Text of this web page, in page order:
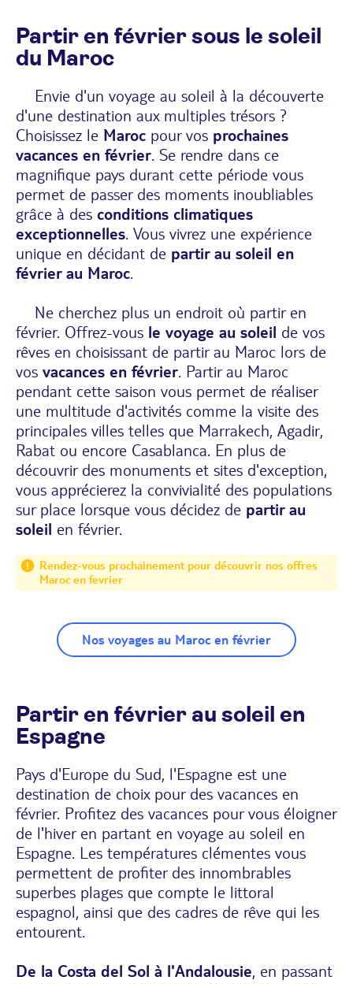
Partir en février sous le soleil
du Maroc
Envie d'un voyage au soleil à la découverte
d'une destination aux multiples trésors ?
Choisissez le Maroc pour vos prochaines
vacances en février. Se rendre dans ce
magnifique pays durant cette période vous
permet de passer des moments inoubliables
grâce à des conditions climatiques
exceptionnelles. Vous vivrez une expérience
unique en décidant de partir au soleil en
février au Maroc.
Ne cherchez plus un endroit où partir en
février. Offrez-vous le voyage au soleil de vos
rêves en choisissant de partir au Maroc lors de
vos vacances en février. Partir au Maroc
pendant cette saison vous permet de réaliser
une multitude d'activités comme la visite des
principales villes telles que Marrakech, Agadir,
Rabat ou encore Casablanca. En plus de
découvrir des monuments et sites d'exception,
vous apprécierez la convivialité des populations
sur place lorsque vous décidez de partir au
soleil en février.
Rendez-vous prochainement pour découvrir nos offres
Maroc en fevrier
Nos voyages au Maroc en février
Partir en février au soleil en
Espagne
Pays d'Europe du Sud, l'Espagne est une
destination de choix pour des vacances en
février. Profitez des vacances pour vous éloigner
de l'hiver en partant en voyage au soleil en
Espagne. Les températures clémentes vous
permettent de profiter des innombrables
superbes plages que compte le littoral
espagnol, ainsi que des cadres de rêve qui les
entourent.
De la Costa del Sol à l'Andalousie, en passant